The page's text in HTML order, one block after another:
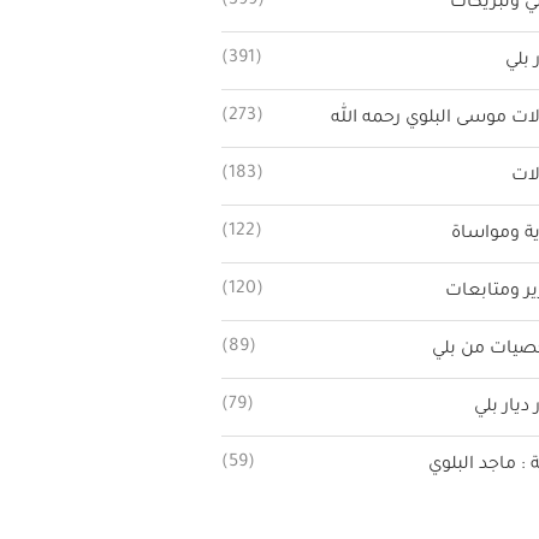
وتبريكات
بلي (391)
موسى البلوي رحمه الله (273)
(183)
ومواساة (122)
ومتابعات (120)
من بلي (89)
ديار بلي (79)
: ماجد البلوي (59)